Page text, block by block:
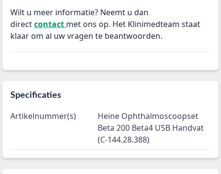
Wilt u meer informatie? Neemt u dan
directcontact met ons op. Het Klinimedteam staat
klaar om al uw vragen te beantwoorden.
Specificaties
Artikelnummer(s)
Heine Ophthalmoscoopset
Beta 200 Beta4 USB Handvat
(C-144.28.388)